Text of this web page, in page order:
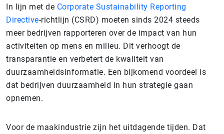
In lijn met de Corporate Sustainability Reporting
Directive-richtlijn (CSRD) moeten sinds 2024 steeds
meer bedrijven rapporteren over de impact van hun
activiteiten op mens en milieu. Dit verhoogt de
transparantie en verbetert de kwaliteit van
duurzaamheidsinformatie. Een bijkomend voordeel is
dat bedrijven duurzaamheid in hun strategie gaan
opnemen.
Voor de maakindustrie zijn het uitdagende tijden. Dat